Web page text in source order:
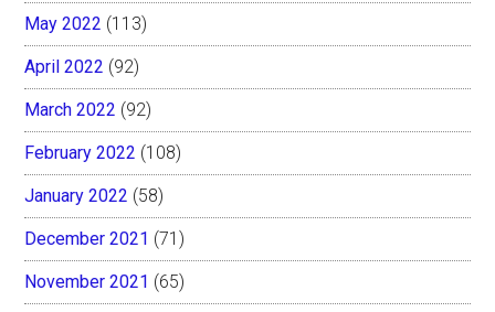
May 2022 (113)
April 2022 (92)
March 2022 (92)
February 2022 (108)
January 2022 (58)
December 2021 (71)
November 2021 (65)